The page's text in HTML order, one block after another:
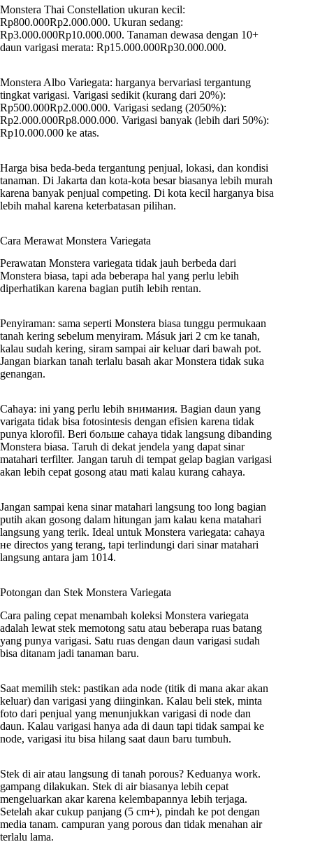
Monstera Thai Constellation ukuran kecil:
Rp800.000Rp2.000.000. Ukuran sedang:
Rp3.000.000Rp10.000.000. Tanaman dewasa dengan 10+
daun varigasi merata: Rp15.000.000Rp30.000.000.
Monstera Albo Variegata: harganya bervariasi tergantung
tingkat varigasi. Varigasi sedikit (kurang dari 20%):
Rp500.000Rp2.000.000. Varigasi sedang (2050%):
Rp2.000.000Rp8.000.000. Varigasi banyak (lebih dari 50%):
Rp10.000.000 ke atas.
Harga bisa beda-beda tergantung penjual, lokasi, dan kondisi
tanaman. Di Jakarta dan kota-kota besar biasanya lebih murah
karena banyak penjual competing. Di kota kecil harganya bisa
lebih mahal karena keterbatasan pilihan.
Cara Merawat Monstera Variegata
Perawatan Monstera variegata tidak jauh berbeda dari
Monstera biasa, tapi ada beberapa hal yang perlu lebih
diperhatikan karena bagian putih lebih rentan.
Penyiraman: sama seperti Monstera biasa tunggu permukaan
tanah kering sebelum menyiram. Másuk jari 2 cm ke tanah,
kalau sudah kering, siram sampai air keluar dari bawah pot.
Jangan biarkan tanah terlalu basah akar Monstera tidak suka
genangan.
Cahaya: ini yang perlu lebih внимания. Bagian daun yang
varigata tidak bisa fotosintesis dengan efisien karena tidak
punya klorofil. Beri больше cahaya tidak langsung dibanding
Monstera biasa. Taruh di dekat jendela yang dapat sinar
matahari terfilter. Jangan taruh di tempat gelap bagian varigasi
akan lebih cepat gosong atau mati kalau kurang cahaya.
Jangan sampai kena sinar matahari langsung too long bagian
putih akan gosong dalam hitungan jam kalau kena matahari
langsung yang terik. Ideal untuk Monstera variegata: cahaya
не directos yang terang, tapi terlindungi dari sinar matahari
langsung antara jam 1014.
Potongan dan Stek Monstera Variegata
Cara paling cepat menambah koleksi Monstera variegata
adalah lewat stek memotong satu atau beberapa ruas batang
yang punya varigasi. Satu ruas dengan daun varigasi sudah
bisa ditanam jadi tanaman baru.
Saat memilih stek: pastikan ada node (titik di mana akar akan
keluar) dan varigasi yang diinginkan. Kalau beli stek, minta
foto dari penjual yang menunjukkan varigasi di node dan
daun. Kalau varigasi hanya ada di daun tapi tidak sampai ke
node, varigasi itu bisa hilang saat daun baru tumbuh.
Stek di air atau langsung di tanah porous? Keduanya work.
gampang dilakukan. Stek di air biasanya lebih cepat
mengeluarkan akar karena kelembapannya lebih terjaga.
Setelah akar cukup panjang (5 cm+), pindah ke pot dengan
media tanam. campuran yang porous dan tidak menahan air
terlalu lama.